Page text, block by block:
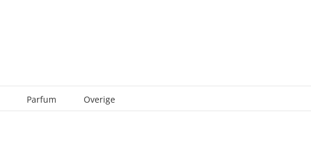
Parfum Overige